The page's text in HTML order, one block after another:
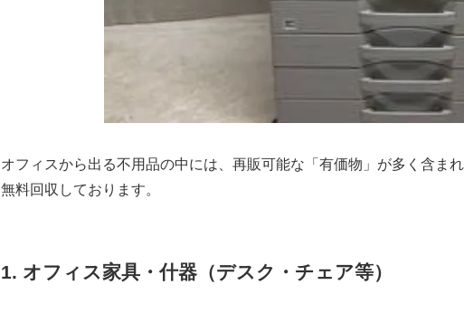
オフィスから出る不用品の中には、再販可能な「有価物」が多く含ま
無料回収しております。
1. オフィス家具・什器（デスク・チェア等）